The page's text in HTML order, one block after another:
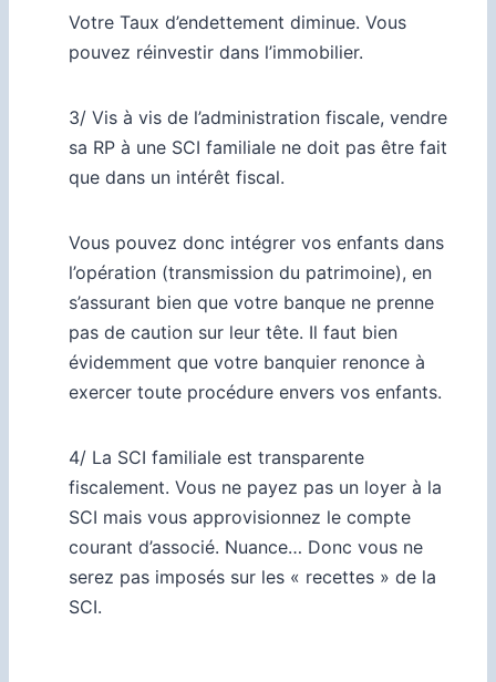
Votre Taux d’endettement diminue. Vous
pouvez réinvestir dans l’immobilier.
3/ Vis à vis de l’administration fiscale, vendre
sa RP à une SCI familiale ne doit pas être fait
que dans un intérêt fiscal.
Vous pouvez donc intégrer vos enfants dans
l’opération (transmission du patrimoine), en
s’assurant bien que votre banque ne prenne
pas de caution sur leur tête. Il faut bien
évidemment que votre banquier renonce à
exercer toute procédure envers vos enfants.
4/ La SCI familiale est transparente
fiscalement. Vous ne payez pas un loyer à la
SCI mais vous approvisionnez le compte
courant d’associé. Nuance… Donc vous ne
serez pas imposés sur les « recettes » de la
SCI.